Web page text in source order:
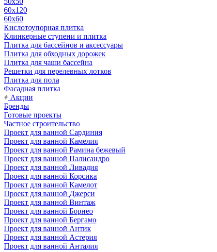
60х120
60х60
Кислотоупорная плитка
Клинкерные ступени и плитка
Плитка для бассейнов и аксессуары
Плитка для обходных дорожек
Плитка для чаши бассейна
Решетки для перелевных лотков
Плитка для пола
Фасадная плитка
Акции
Бренды
Готовые проекты
Частное строительство
Проект для ванной Сардиния
Проект для ванной Камелия
Проект для ванной Рамина бежевый
Проект для ванной Палисандро
Проект для ванной Ливадия
Проект для ванной Корсика
Проект для ванной Камелот
Проект для ванной Джерси
Проект для ванной Винтаж
Проект для ванной Борнео
Проект для ванной Бергамо
Проект для ванной Антик
Проект для ванной Астерия
Проект для ванной Анталия